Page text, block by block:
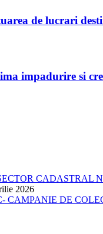
de lucrari
impadurire si
CADASTRAL
2026
DE